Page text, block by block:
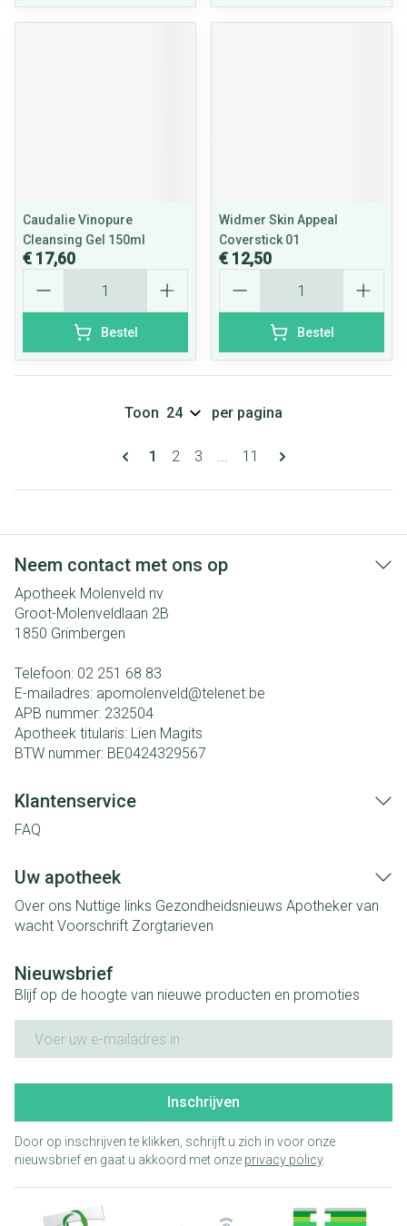
Caudalie Vinopure
Cleansing Gel 150ml
€ 17,60
Bestel
Widmer Skin Appeal
Coverstick 01
€ 12,50
Bestel
Pagina's
U lees momenteel pagina
1 Pagina
2 Pagina
3 ... Pagina
11
Toon per pagina
Neem contact met ons op
Apotheek Molenveld nv
Groot-Molenveldlaan 2B
1850 Grimbergen
Telefoon: 02 251 68 83
E-mailadres: apomolenveld@telenet.be
APB nummer: 232504
Apotheek titularis: Lien Magits
BTW nummer: BE0424329567
Klantenservice
FAQ
Uw apotheek
Over ons Nuttige links Gezondheidsnieuws Apotheker van
wacht Voorschrift Zorgtarieven
Nieuwsbrief
Blijf op de hoogte van nieuwe producten en promoties
Inschrijven
Door op inschrijven te klikken, schrijft u zich in voor onze
nieuwsbrief en gaat u akkoord met onze privacy policy.